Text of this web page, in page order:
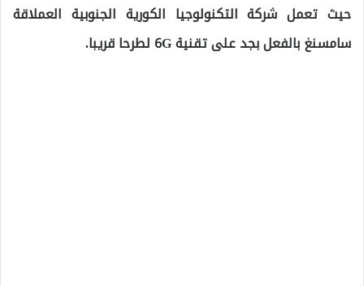
حيث تعمل شركة التكنولوجيا الكورية الجنوبية العملاقة
سامسنغ بالفعل بجد على تقنية 6G لطرحا قريبا.